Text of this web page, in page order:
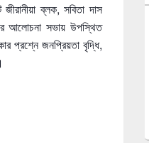
ব্লক, সবিতা দাস
আলোচনা সভায় উপস্থিত
প্রশ্নে জনপ্রিয়তা বৃদ্ধি,